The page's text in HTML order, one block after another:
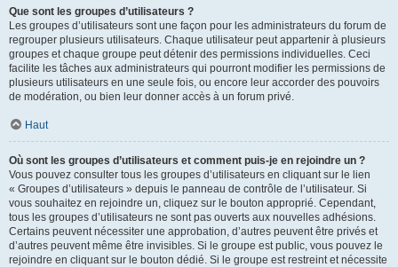
Que sont les groupes d’utilisateurs ?
Les groupes d’utilisateurs sont une façon pour les administrateurs du forum de
regrouper plusieurs utilisateurs. Chaque utilisateur peut appartenir à plusieurs
groupes et chaque groupe peut détenir des permissions individuelles. Ceci
facilite les tâches aux administrateurs qui pourront modifier les permissions de
plusieurs utilisateurs en une seule fois, ou encore leur accorder des pouvoirs
de modération, ou bien leur donner accès à un forum privé.
Haut
Où sont les groupes d’utilisateurs et comment puis-je en rejoindre un ?
Vous pouvez consulter tous les groupes d’utilisateurs en cliquant sur le lien
« Groupes d’utilisateurs » depuis le panneau de contrôle de l’utilisateur. Si
vous souhaitez en rejoindre un, cliquez sur le bouton approprié. Cependant,
tous les groupes d’utilisateurs ne sont pas ouverts aux nouvelles adhésions.
Certains peuvent nécessiter une approbation, d’autres peuvent être privés et
d’autres peuvent même être invisibles. Si le groupe est public, vous pouvez le
rejoindre en cliquant sur le bouton dédié. Si le groupe est restreint et nécessite